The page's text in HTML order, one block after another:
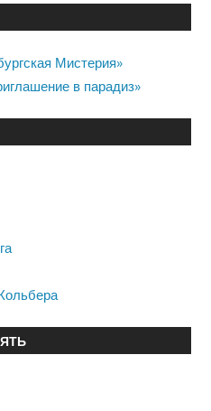
Мистерия»
в парадиз»